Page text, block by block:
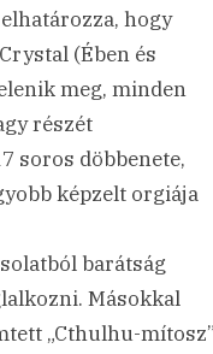
hogy
(Ében és
meg, minden
részét
soros döbbenete,
képzelt orgiája
barátság
Másokkal
„Cthulhu-mítosz”